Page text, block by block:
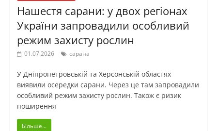
Нашестя сарани: у двох регіонах
України запровадили особливий
режим захисту рослин
01.07.2026 сарана
У Дніпропетровській та Херсонській областях
виявили осередки сарани. Через це там запровадили
особливий режим захисту рослин. Також є ризик
поширення
Більше...